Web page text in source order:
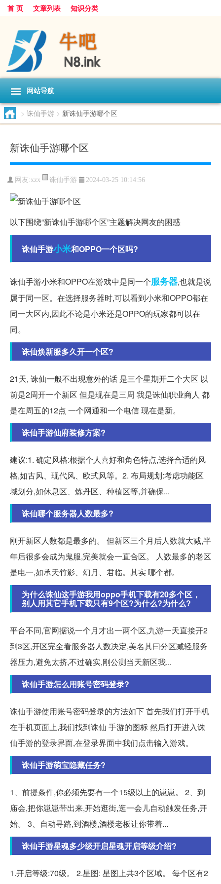
首 页 文章列表 知识分类
网站导航
> 诛仙手游 > 新诛仙手游哪个区
新诛仙手游哪个区
网友:xzx 诛仙手游 2024-03-25 10:14:56
以下围绕“新诛仙手游哪个区”主题解决网友的困惑
诛仙手游小米和OPPO一个区吗?
诛仙手游小米和OPPO在游戏中是同一个服务器,也就是说
属于同一区。在选择服务器时,可以看到小米和OPPO都在
同一大区内,因此不论是小米还是OPPO的玩家都可以在
同。
诛仙焕新服多久开一个区?
21天, 诛仙一般不出现意外的话 是三个星期开二个大区 以
前是2周开一个新区 但是现在是三周 我是诛仙职业商人 都
是在周五的12点 一个网通和一个电信 现在是新。
诛仙手游仙府装修方案?
建议:1. 确定风格:根据个人喜好和角色特点,选择合适的风
格,如古风、现代风、欧式风等。2. 布局规划:考虑功能区
域划分,如休息区、炼丹区、种植区等,并确保...
诛仙哪个服务器人数最多?
刚开新区人数都是最多的。 但新区三个月后人数就大减,半
年后很多会成为鬼服,完美就会一直合区。 人数最多的老区
是电一,如承天竹影、幻月、君临。其实 哪个都。
为什么诛仙这手游我用oppo手机下载有20多个区，
别人用其它手机下载只有9个区?为什么?为什么?
平台不同,官网据说一个月才出一两个区,九游一天直接开2
到3区,开区完全看服务器人数决定,美名其曰分区减轻服务
器压力,避免太挤,不过确实,刚公测当天新区我...
诛仙手游怎么用账号密码登录?
诛仙手游使用账号密码登录的方法如下 首先我们打开手机
在手机页面上,我们找到诛仙 手游的图标 然后打开进入诛
仙手游的登录界面,在登录界面中我们点击输入游戏。
诛仙手游萌宝隐藏任务?
1、前提条件,你必须先要有一个15级以上的崽崽。 2、到
庙会,把你崽崽带出来,开始逛街,逛一会儿自动触发任务,开
始。 3、自动寻路,到酒楼,酒楼老板让你带着...
诛仙手游星魂多少级开启星魂开启等级介绍?
1.开启等级:70级。 2.星图: 星图上共3个区域。 每个区有2